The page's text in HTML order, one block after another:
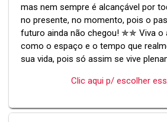
mas nem sempre é alcançável por
no presente, no momento, pois o
futuro ainda não chegou! ✯✯ Viva o
como o espaço e o tempo que
sua vida, pois só assim se vive
Clic aqui p/ escolher